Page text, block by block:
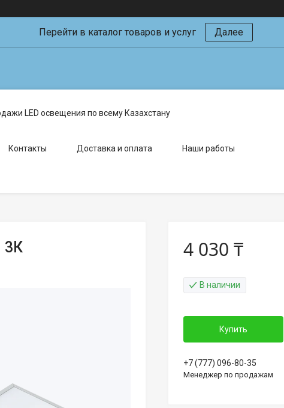
Перейти в каталог товаров и услуг Далее
LED освещения по всему Казахстану
Контакты Доставка и оплата Наши работы
3К 4 030 ₸
В наличии
Купить
+7 (777) 096-80-35
Менеджер по продажам